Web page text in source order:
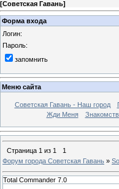
[Советская Гавань]
Форма входа
Логин:
Пароль:
запомнить
Меню сайта
Советская Гавань - Наш город
Жди Меня
Страница 1 из 1
1
Форум города Советская Гавань »
Total Commander 7.0